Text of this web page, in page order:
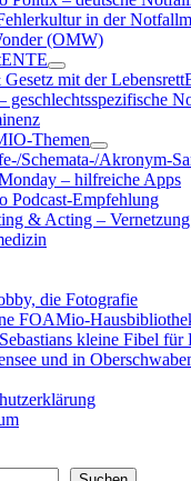
child
menu
in der
(OMW)
open
child
menu
mit der
geschlechtsspezifische
Themen
open
child
menu
Schemata-/Akronym-
– hilfreiche Apps
Podcast-Empfehlung
& Acting –
die Fotografie
FOAMio-
kleine Fibel
und in